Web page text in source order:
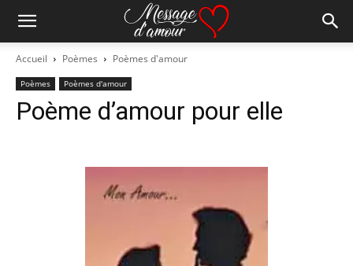
Accueil Poèmes Poèmes d'amour
Poèmes Poèmes d'amour
Poème d’amour pour elle